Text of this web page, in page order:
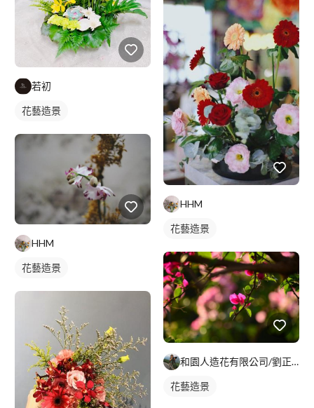
若初
花藝造景
HHM
花藝造景
HHM
花藝造景
和園人造花有限公司/劉正凱
花藝造景